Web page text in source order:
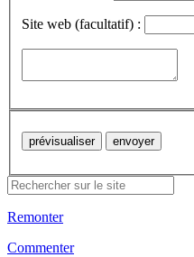
Site web (facultatif) :
Remonter
Commenter